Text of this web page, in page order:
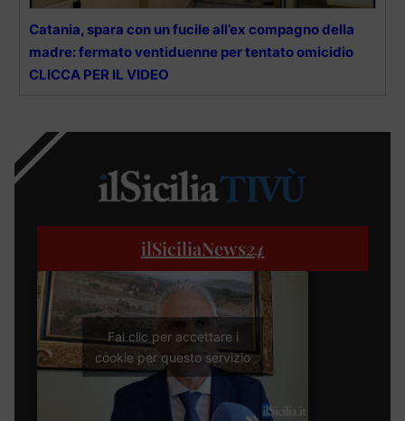
Catania, spara con un fucile all’ex compagno della
madre: fermato ventiduenne per tentato omicidio
CLICCA PER IL VIDEO
ilSiciliaNews24
Fai clic per accettare i
cookie per questo servizio